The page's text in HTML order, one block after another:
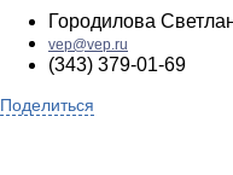
Городилова
vep@vep.ru
(343) 379-01-69
Поделиться